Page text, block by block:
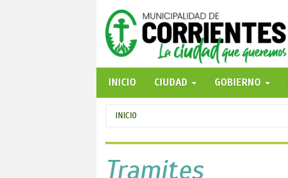
INICIO
CIUDAD GOBIERNO
Se
encuentra
usted
INICIO
Tramites